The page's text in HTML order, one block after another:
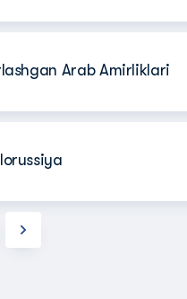
Arab Amirliklari